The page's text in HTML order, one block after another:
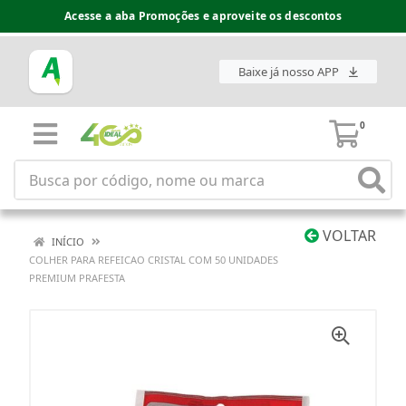
Acesse a aba Promoções e aproveite os descontos
Baixe já nosso APP
0
VOLTAR
INÍCIO
COLHER PARA REFEICAO CRISTAL COM 50 UNIDADES
PREMIUM PRAFESTA